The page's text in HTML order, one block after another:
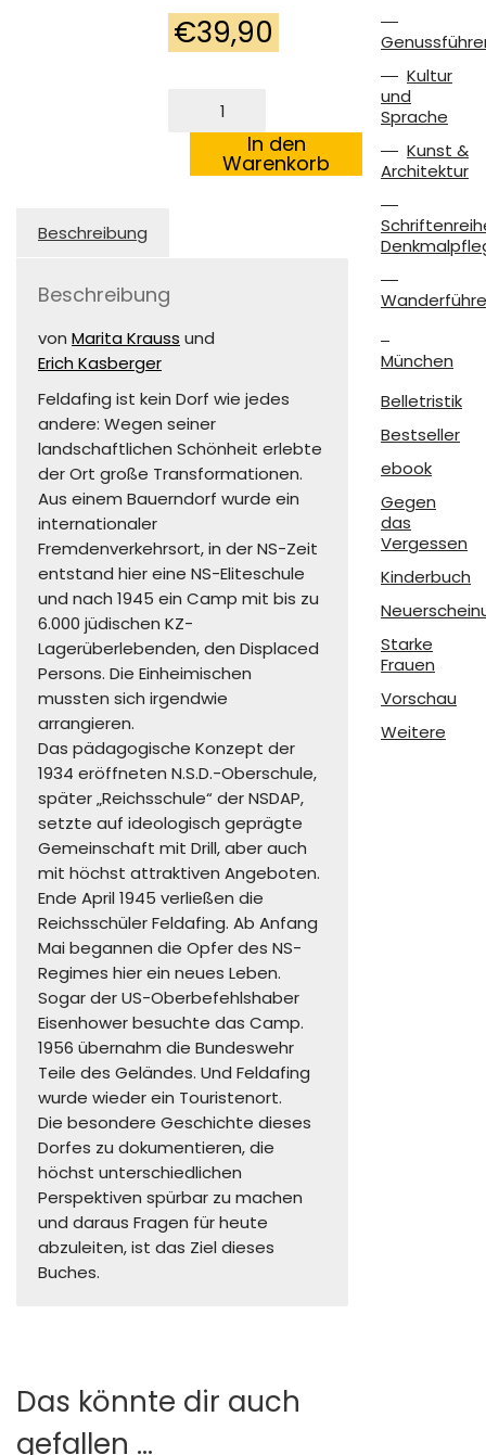
€39,90
Albtraum In den
Warenkorb
Beschreibung
Beschreibung
von Marita Krauss und
Erich Kasberger
Feldafing ist kein Dorf wie jedes
andere: Wegen seiner
landschaftlichen Schönheit erlebte
der Ort große Transformationen.
Aus einem Bauerndorf wurde ein
internationaler
Fremdenverkehrsort, in der NS-Zeit
entstand hier eine NS-Eliteschule
und nach 1945 ein Camp mit bis zu
6.000 jüdischen KZ-
Lagerüberlebenden, den Displaced
Persons. Die Einheimischen
mussten sich irgendwie
arrangieren.
Das pädagogische Konzept der
1934 eröffneten N.S.D.-Oberschule,
später „Reichsschule“ der NSDAP,
setzte auf ideologisch geprägte
Gemeinschaft mit Drill, aber auch
mit höchst attraktiven Angeboten.
Ende April 1945 verließen die
Reichsschüler Feldafing. Ab Anfang
Mai begannen die Opfer des NS-
Regimes hier ein neues Leben.
Sogar der US-Oberbefehlshaber
Eisenhower besuchte das Camp.
1956 übernahm die Bundeswehr
Teile des Geländes. Und Feldafing
wurde wieder ein Touristenort.
Die besondere Geschichte dieses
Dorfes zu dokumentieren, die
höchst unterschiedlichen
Perspektiven spürbar zu machen
und daraus Fragen für heute
abzuleiten, ist das Ziel dieses
Buches.
Das könnte dir auch
gefallen …
Kultur
und
Sprache
Kunst &
Architektur
München
Belletristik
Bestseller
ebook
Gegen
das
Vergessen
Kinderbuch
Starke
Frauen
Vorschau
Weitere